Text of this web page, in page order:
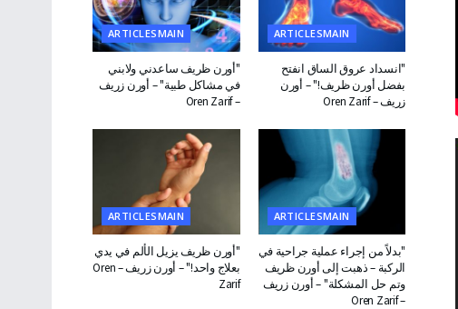
ARTICLESMAIN
"انسداد عروق الساق انفتح
بفضل أورن ظريف!" – أورن
زريف – Oren Zarif
ARTICLESMAIN
"أورن ظريف ساعدني ولابني
في مشاكل طبية" – أورن زريف
– Oren Zarif
ARTICLESMAIN
"بدلاً من إجراء عملية جراحية في
الركبة – ذهبت إلى أورن ظريف
وتم حل المشكلة" – أورن زريف
– Oren Zarif
ARTICLESMAIN
"أورن ظريف يزيل الألم في يدي
بعلاج واحد!" – أورن زريف – Oren
Zarif